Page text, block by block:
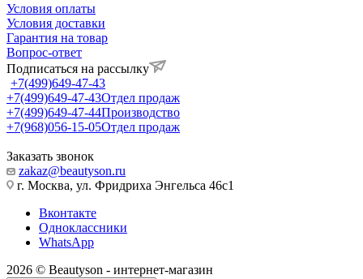
Условия оплаты
Условия доставки
Гарантия на товар
Вопрос-ответ
Подписаться на рассылку
+7(499)649-47-43
+7(499)649-47-43Отдел продаж
+7(499)649-47-44Производство
+7(968)056-15-05Отдел продаж
Заказать звонок
zakaz@beautyson.ru
г. Москва, ул. Фридриха Энгельса 46с1
Вконтакте
Одноклассники
WhatsApp
2026 © Beautyson - интернет-магазин